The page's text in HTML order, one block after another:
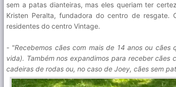
sem a patas dianteiras, mas eles queriam ter
Kristen Peralta, fundadora do centro de
residentes do centro Vintage.
- "Recebemos cães com mais de 14 anos ou
vida). Também nos expandimos para receber cães
cadeiras de rodas ou, no caso de Joey, cães sem